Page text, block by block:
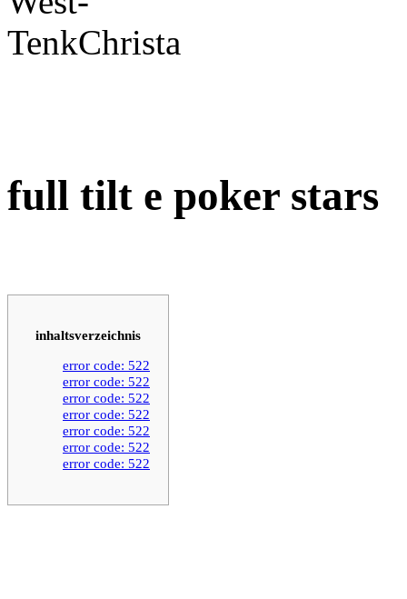
full tilt e poker stars
inhaltsverzeichnis
error code: 522
error code: 522
error code: 522
error code: 522
error code: 522
error code: 522
error code: 522